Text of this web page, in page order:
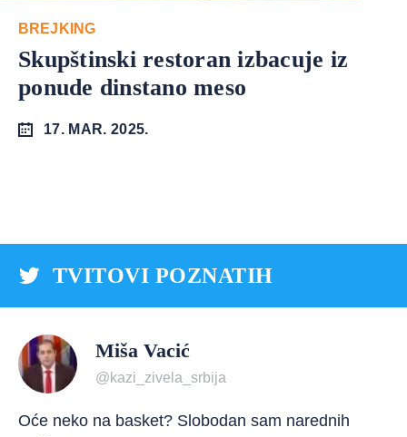
BREJKING
Skupštinski restoran izbacuje iz
ponude dinstano meso
17. MAR. 2025.
TVITOVI POZNATIH
Miša Vacić
@kazi_zivela_srbija
Oće neko na basket? Slobodan sam narednih